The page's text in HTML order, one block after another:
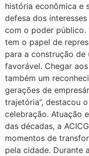
história econômica e
defesa dos
com o poder público.
tem o papel de
para a construção de
favorável. Chegar
também um
gerações de
trajetória”, destacou
celebração. Atuação
das décadas, a
momentos de
pela cidade. Durante